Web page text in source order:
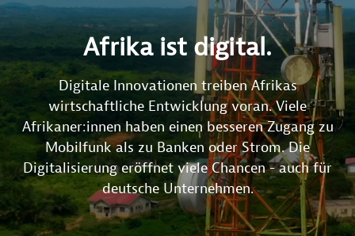
Afrika ist digital.
Digitale Innovationen treiben Afrikas
wirtschaftliche Entwicklung voran. Viele
Afrikaner:innen haben einen besseren Zugang zu
Mobilfunk als zu Banken oder Strom. Die
Digitalisierung eröffnet viele Chancen - auch für
deutsche Unternehmen.